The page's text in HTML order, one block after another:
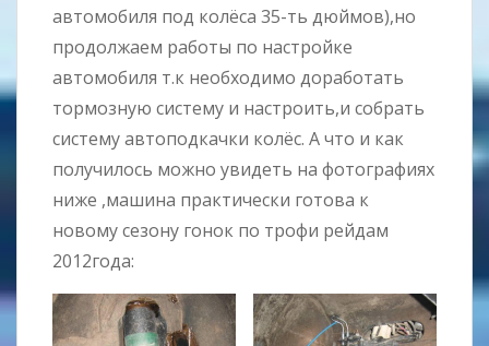
автомобиля под колёса 35-ть дюймов),но
продолжаем работы по настройке
автомобиля т.к необходимо доработать
тормозную систему и настроить,и собрать
систему автоподкачки колёс. А что и как
получилось можно увидеть на фотографиях
ниже ,машина практически готова к
новому сезону гонок по трофи рейдам
2012года: